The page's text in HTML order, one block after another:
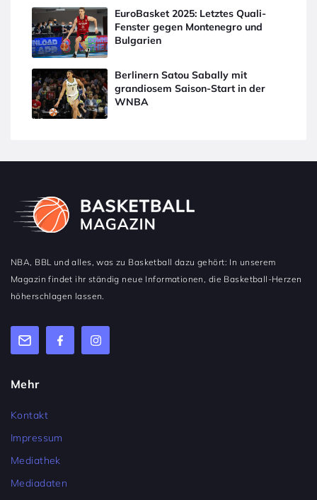
EuroBasket 2025: Letztes Quali-
Fenster gegen Montenegro und
Bulgarien
Berlinern Satou Sabally mit
grandiosem Saison-Start in der
WNBA
NBA, BBL und alles, was zu Basketball dazu gehört: In unserem
Magazin findet ihr ständig neue Informationen, die Basketball-Herzen
höherschlagen lassen.
Mehr
Kontakt
Impressum
Mediathek
Mediadaten